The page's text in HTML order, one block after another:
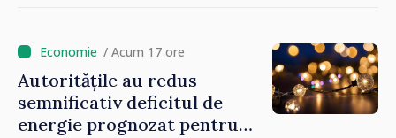
/ Acum 17 ore
Autoritățile au redus
semnificativ deficitul de
energie prognozat pentru